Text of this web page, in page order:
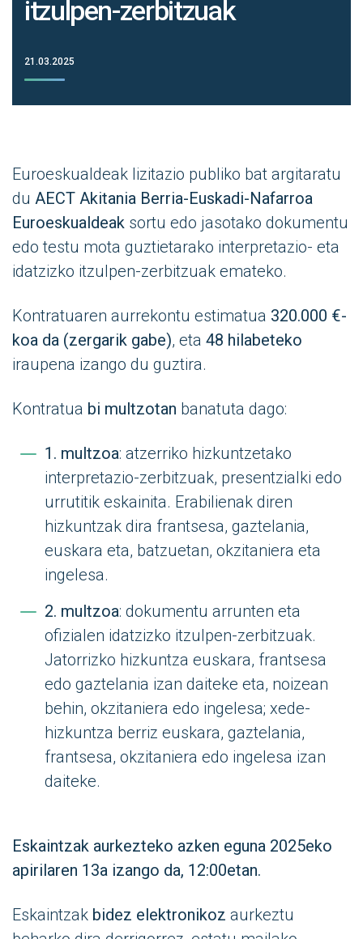
itzulpen-zerbitzuak
21.03.2025
Euroeskualdeak lizitazio publiko bat argitaratu
du AECT Akitania Berria-Euskadi-Nafarroa
Euroeskualdeak sortu edo jasotako dokumentu
edo testu mota guztietarako interpretazio- eta
idatzizko itzulpen-zerbitzuak emateko.
Kontratuaren aurrekontu estimatua 320.000 €-
koa da (zergarik gabe), eta 48 hilabeteko
iraupena izango du guztira.
Kontratua bi multzotan banatuta dago:
1. multzoa: atzerriko hizkuntzetako
interpretazio-zerbitzuak, presentzialki edo
urrutitik eskainita. Erabilienak diren
hizkuntzak dira frantsesa, gaztelania,
euskara eta, batzuetan, okzitaniera eta
ingelesa.
2. multzoa: dokumentu arrunten eta
ofizialen idatzizko itzulpen-zerbitzuak.
Jatorrizko hizkuntza euskara, frantsesa
edo gaztelania izan daiteke eta, noizean
behin, okzitaniera edo ingelesa; xede-
hizkuntza berriz euskara, gaztelania,
frantsesa, okzitaniera edo ingelesa izan
daiteke.
Eskaintzak aurkezteko azken eguna 2025eko
apirilaren 13a izango da, 12:00etan.
Eskaintzak bidez elektronikoz aurkeztu